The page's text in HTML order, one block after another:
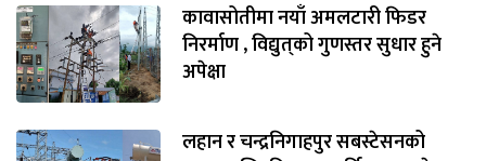
कावासोतीमा नयाँ अमलटारी फिडर
निरर्माण , विद्युत्‌को गुणस्तर सुधार हुने
अपेक्षा
लहान र चन्द्रनिगाहपुर सबस्टेसनको